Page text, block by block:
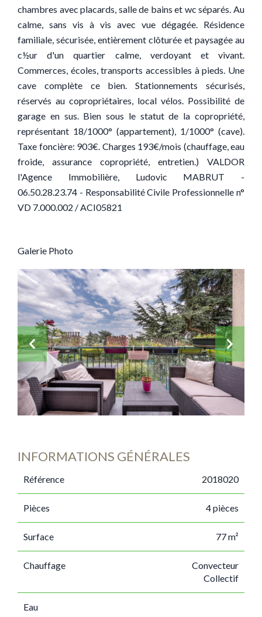
chambres avec placards, salle de bains et wc séparés. Au
calme, sans vis à vis avec vue dégagée. Résidence
familiale, sécurisée, entièrement clôturée et paysagée au
c½ur d'un quartier calme, verdoyant et vivant.
Commerces, écoles, transports accessibles à pieds. Une
cave complète ce bien. Stationnements sécurisés,
réservés au copropriétaires, local vélos. Possibilité de
garage en sus. Bien sous le statut de la copropriété,
représentant 18/1000° (appartement), 1/1000° (cave).
Taxe foncière: 903€. Charges 193€/mois (chauffage, eau
froide, assurance copropriété, entretien.) VALDOR
l'Agence Immobilière, Ludovic MABRUT -
06.50.28.23.74 - Responsabilité Civile Professionnelle n°
VD 7.000.002 / ACI05821
Galerie Photo
INFORMATIONS GÉNÉRALES
Référence 2018020
Pièces 4 pièces
Surface 77 m²
Chauffage
Convecteur
Collectif
Eau